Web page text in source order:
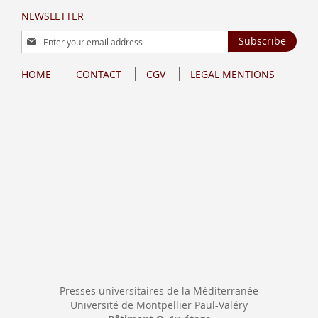
NEWSLETTER
Sign
Up
Our
Subscribe
HOME CONTACT CGV LEGAL MENTIONS
Presses universitaires de la Méditerranée
Université de Montpellier Paul-Valéry